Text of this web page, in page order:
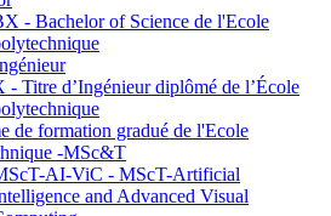
- Bachelor of Science de l'Ecole
- Titre d’Ingénieur diplômé de l’École
de formation gradué de l'Ecole
-MSc&T
AI-ViC - MScT-Artificial
and Advanced Visual